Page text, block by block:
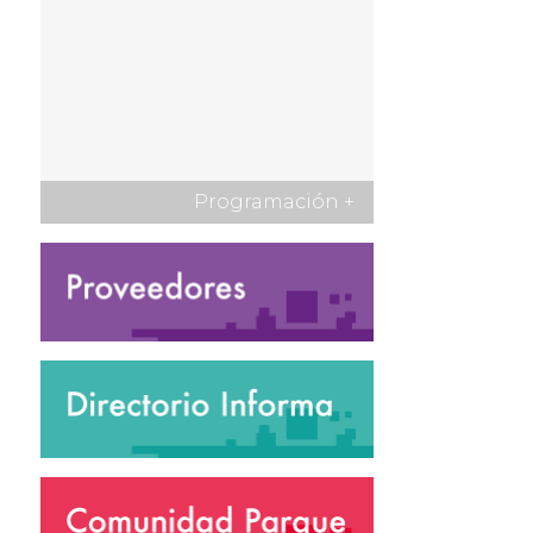
Programación +